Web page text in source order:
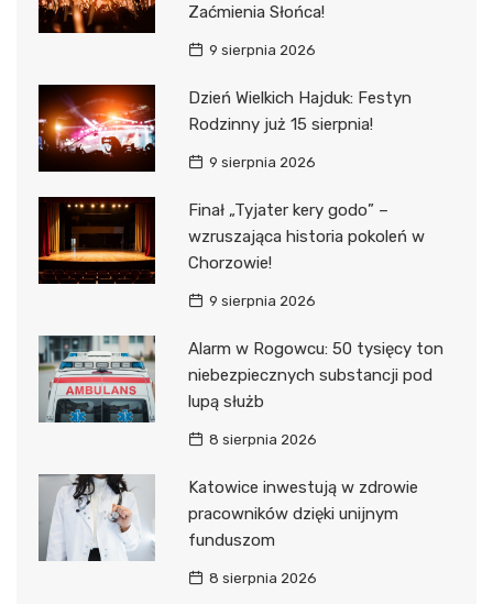
Zaćmienia Słońca!
9 sierpnia 2026
Dzień Wielkich Hajduk: Festyn
Rodzinny już 15 sierpnia!
9 sierpnia 2026
Finał „Tyjater kery godo” –
wzruszająca historia pokoleń w
Chorzowie!
9 sierpnia 2026
Alarm w Rogowcu: 50 tysięcy ton
niebezpiecznych substancji pod
lupą służb
8 sierpnia 2026
Katowice inwestują w zdrowie
pracowników dzięki unijnym
funduszom
8 sierpnia 2026